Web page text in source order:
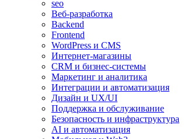
seo
Веб-разработка
Backend
Frontend
WordPress и CMS
Интернет-магазины
CRM и бизнес-системы
Маркетинг и аналитика
Интеграции и автоматизация
Дизайн и UX/UI
Поддержка и обслуживание
Безопасность и инфраструктура
AI и автоматизация